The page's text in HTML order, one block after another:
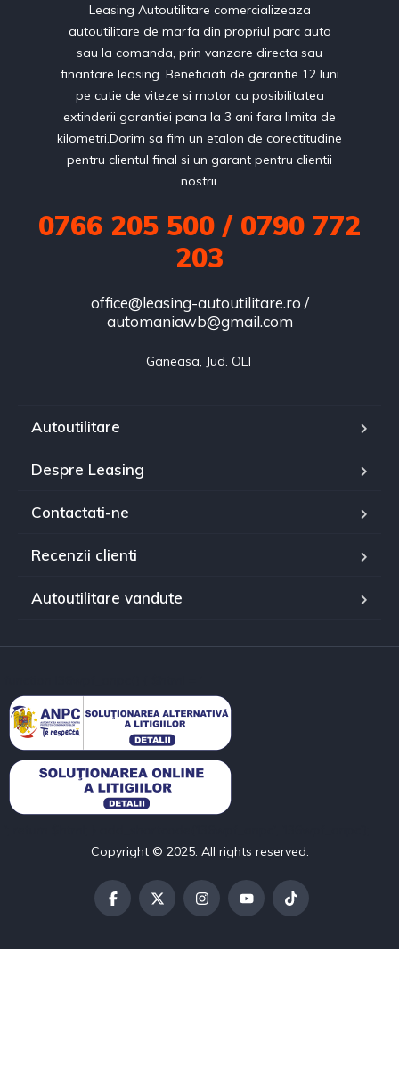
Leasing Autoutilitare comercializeaza
autoutilitare de marfa din propriul parc auto
sau la comanda, prin vanzare directa sau
finantare leasing. Beneficiati de garantie 12 luni
pe cutie de viteze si motor cu posibilitatea
extinderii garantiei pana la 3 ani fara limita de
kilometri.Dorim sa fim un etalon de corectitudine
pentru clientul final si un garant pentru clientii
nostrii.
0766 205 500 / 0790 772
203
office@leasing-autoutilitare.ro /
automaniawb@gmail.com
Ganeasa, Jud. OLT
Autoutilitare
Despre Leasing
Contactati-ne
Recenzii clienti
Autoutilitare vandute
Copyright © 2025. All rights reserved.